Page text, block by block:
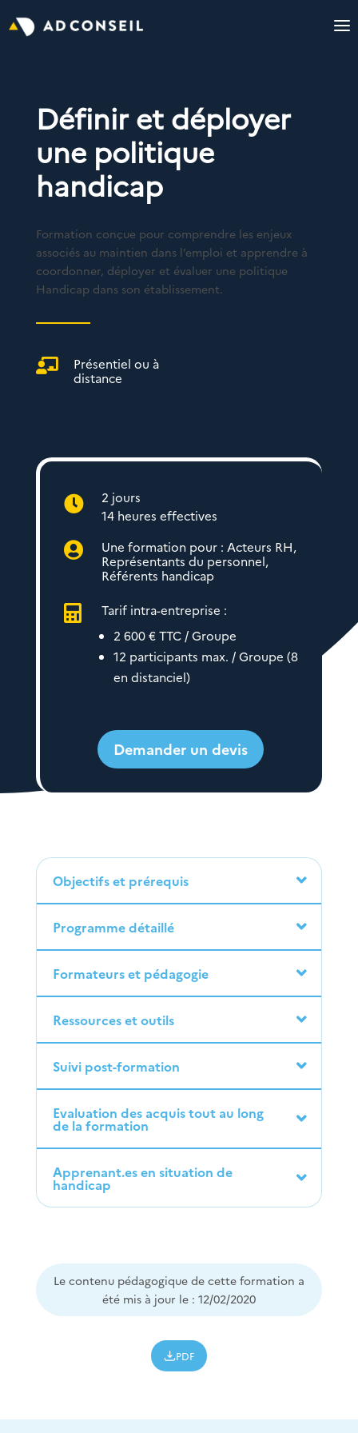
Définir et déployer
une politique
handicap
Formation conçue pour comprendre les enjeux
associés au maintien dans l’emploi et apprendre à
coordonner, déployer et évaluer une politique
Handicap dans son établissement.

Présentiel ou à
distance

2 jours
14 heures effectives

Une formation pour : Acteurs RH,
Représentants du personnel,
Référents handicap

Tarif intra-entreprise :
2 600 € TTC / Groupe
12 participants max. / Groupe (8
en distanciel)
Demander un devis
Objectifs et prérequis
Programme détaillé
Formateurs et pédagogie
Ressources et outils
Suivi post-formation
Evaluation des acquis tout au long
de la formation
Apprenant.es en situation de
handicap
Le contenu pédagogique de cette formation a
été mis à jour le : 12/02/2020
PDF